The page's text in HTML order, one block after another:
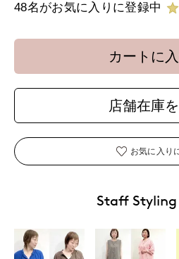
48名がお気に入りに登録中
カートに
店舗在庫
お気に入り
Staff Styling